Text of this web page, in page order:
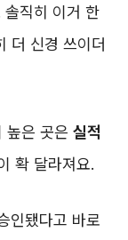
솔직히 이거 한
더 신경 쓰이더
높은 곳은 실적
확 달라져요.
인됐다고 바로